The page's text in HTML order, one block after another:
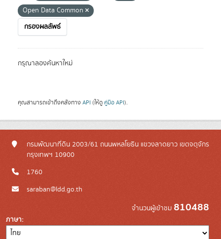
Open Data Common
กรองผลลัพธ์
กรุณาลองค้นหาใหม่
คุณสามารถเข้าถึงคลังทาง API (ให้ดู คู่มือ API).
กรมพัฒนาที่ดิน 2003/61 ถนนพหลโยธิน แขวงลาดยาว เขตจตุจักร
กรุงเทพฯ 10900
1760
saraban@ldd.go.th
จำนวนผู้เข้าชม 810488
ภาษา